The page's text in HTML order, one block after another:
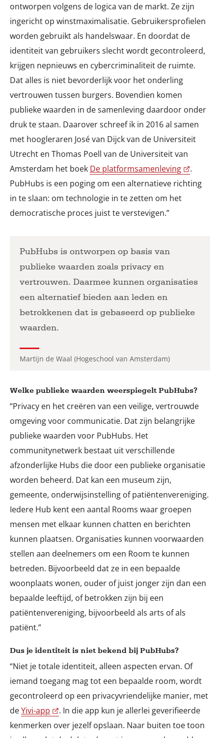
ontworpen volgens de logica van de markt. Ze zijn
ingericht op winstmaximalisatie. Gebruikersprofielen
worden gebruikt als handelswaar. En doordat de
identiteit van gebruikers slecht wordt gecontroleerd,
krijgen nepnieuws en cybercriminaliteit de ruimte.
Dat alles is niet bevorderlijk voor het onderling
vertrouwen tussen burgers. Bovendien komen
publieke waarden in de samenleving daardoor onder
druk te staan. Daarover schreef ik in 2016 al samen
met hoogleraren José van Dijck van de Universiteit
Utrecht en Thomas Poell van de Universiteit van
Amsterdam het boek De platformsamenleving
.
PubHubs is een poging om een alternatieve richting
in te slaan: om technologie in te zetten om het
democratische proces juist te verstevigen.”
PubHubs is ontworpen op basis van
publieke waarden zoals privacy en
vertrouwen. Daarmee kunnen organisaties
een alternatief bieden aan leden en
betrokkenen dat is gebaseerd op publieke
waarden.
Martijn de Waal (Hogeschool van Amsterdam)
Welke publieke waarden weerspiegelt PubHubs?
“Privacy en het creëren van een veilige, vertrouwde
omgeving voor communicatie. Dat zijn belangrijke
publieke waarden voor PubHubs. Het
communitynetwerk bestaat uit verschillende
afzonderlijke Hubs die door een publieke organisatie
worden beheerd. Dat kan een museum zijn,
gemeente, onderwijsinstelling of patiëntenvereniging.
Iedere Hub kent een aantal Rooms waar groepen
mensen met elkaar kunnen chatten en berichten
kunnen plaatsen. Organisaties kunnen voorwaarden
stellen aan deelnemers om een Room te kunnen
betreden. Bijvoorbeeld dat ze in een bepaalde
woonplaats wonen, ouder of juist jonger zijn dan een
bepaalde leeftijd, of betrokken zijn bij een
patiëntenvereniging, bijvoorbeeld als arts of als
patiënt.”
Dus je identiteit is niet bekend bij PubHubs?
“Niet je totale identiteit, alleen aspecten ervan. Of
iemand toegang mag tot een bepaalde room, wordt
gecontroleerd op een privacyvriendelijke manier, met
deYivi-app
. In die app kun je allerlei geverifieerde
kenmerken over jezelf opslaan. Naar buiten toe toon